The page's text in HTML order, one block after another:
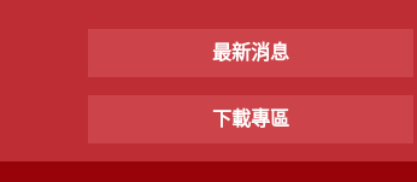
最新消息
下載專區